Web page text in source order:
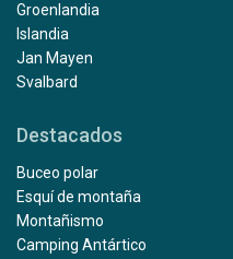
Groenlandia
Islandia
Jan Mayen
Svalbard
Destacados
Buceo polar
Esquí de montaña
Montañismo
Camping Antártico